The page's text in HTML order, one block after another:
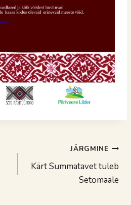
JÄRGMINE
Kärt Summatavet tuleb
Setomaale